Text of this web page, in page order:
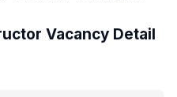
Vacancy Detail